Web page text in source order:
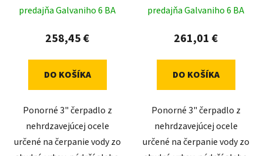
predajňa Galvaniho 6 BA
258,45 €
DO KOŠÍKA
Ponorné 3" čerpadlo z
nehrdzavejúcej ocele
určené na čerpanie vody zo
predajňa Galvaniho 6 BA
261,01 €
DO KOŠÍKA
Ponorné 3" čerpadlo z
nehrdzavejúcej ocele
určené na čerpanie vody zo